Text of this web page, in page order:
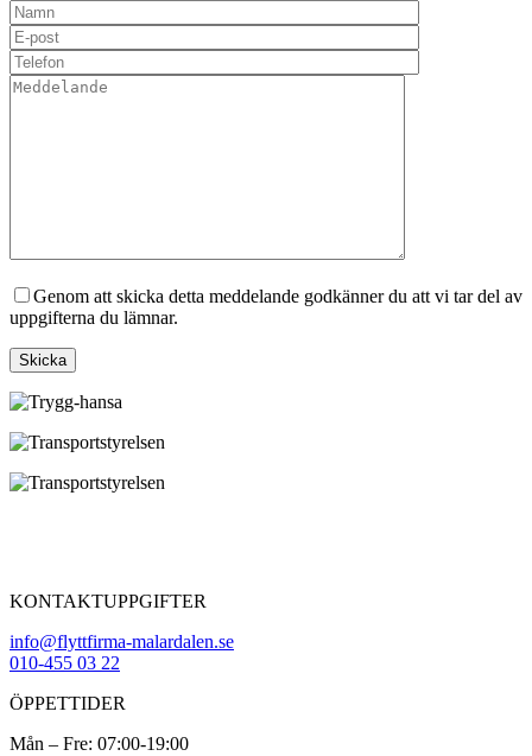
Genom att skicka detta meddelande godkänner du att vi tar del av
uppgifterna du lämnar.
Skicka
KONTAKTUPPGIFTER
info@flyttfirma-malardalen.se
010-455 03 22
ÖPPETTIDER
Mån – Fre: 07:00-19:00